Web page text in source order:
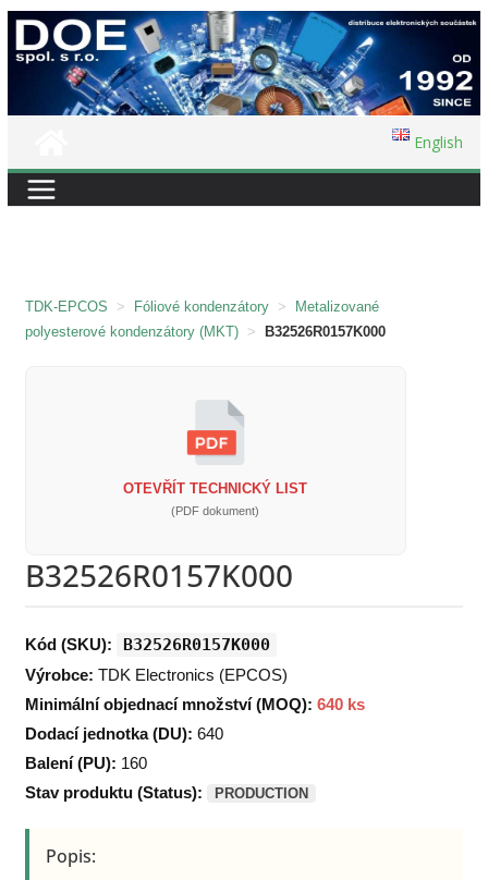
Přeskočit
na
English
TDK-EPCOS > Fóliové kondenzátory >
Metalizované
polyesterové kondenzátory (MKT) > B32526R0157K000
OTEVŘÍT TECHNICKÝ LIST
(PDF dokument)
B32526R0157K000
Kód (SKU): B32526R0157K000
Výrobce: TDK Electronics (EPCOS)
Minimální objednací množství (MOQ): 640 ks
Dodací jednotka (DU): 640
Balení (PU): 160
Stav produktu (Status):
PRODUCTION
Popis: